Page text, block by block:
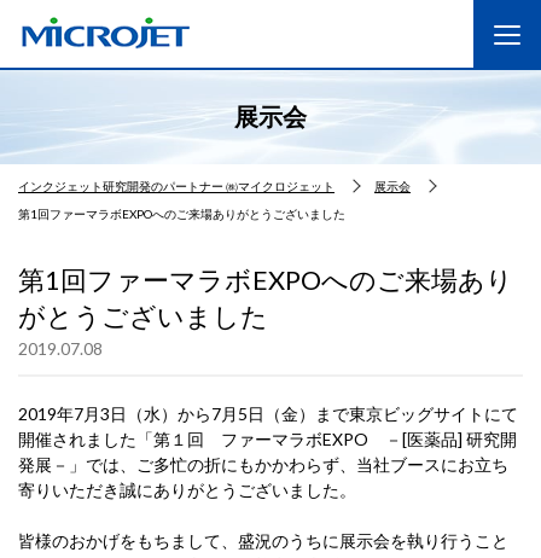
展示会
インクジェット研究開発のパートナー ㈱マイクロジェット
展示会
第1回ファーマラボEXPOへのご来場ありがとうございました
第1回ファーマラボEXPOへのご来場あり
がとうございました
2019.07.08
2019年7月3日（水）から7月5日（金）まで東京ビッグサイトにて
開催されました「第１回 ファーマラボEXPO －[医薬品] 研究開
発展－」では、ご多忙の折にもかかわらず、当社ブースにお立ち
寄りいただき誠にありがとうございました。
皆様のおかげをもちまして、盛況のうちに展示会を執り行うこと